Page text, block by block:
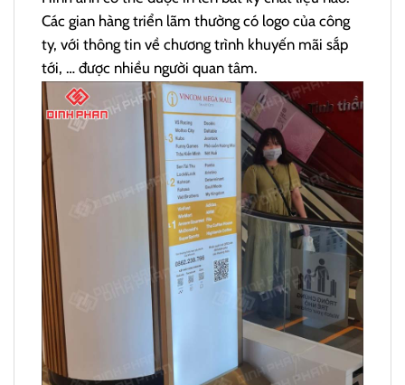
Các gian hàng triển lãm thường có logo của công
ty, với thông tin về chương trình khuyến mãi sắp
tới, … được nhiều người quan tâm.